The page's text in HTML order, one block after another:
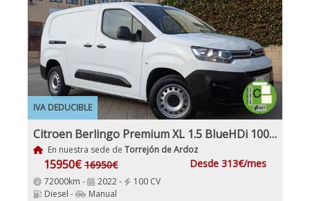
IVA DEDUCIBLE
Citroen Berlingo Premium XL 1.5 BlueHDi 100Cv Etiqueta C IVA Garantía Incl Nacional
En nuestra sede de Torrejón de Ardoz
15950€ 16950€ Desde 313€/mes
72000km - 2022 -
100 CV
Diesel -
Manual